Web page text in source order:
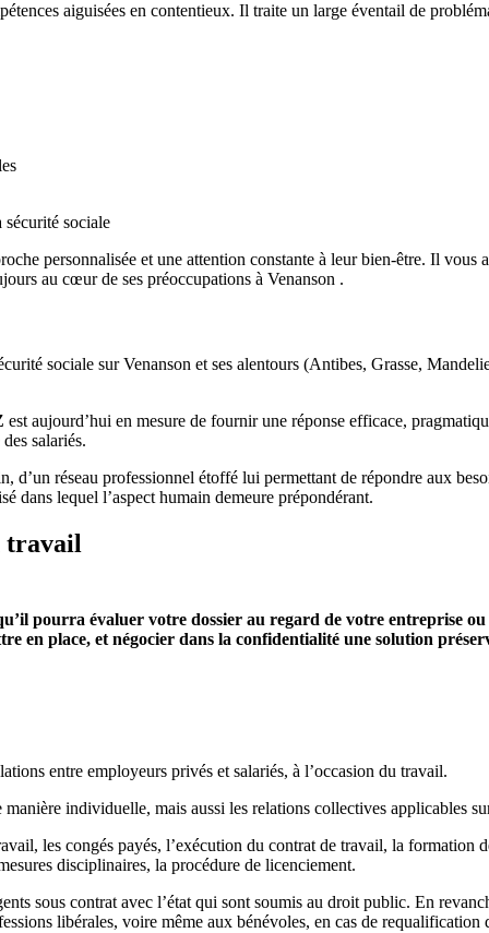
aiguisées en contentieux. Il traite un large éventail de
sociale
personnalisée et une attention constante à leur bien-être. Il vous
au cœur de ses préoccupations à Venanson .
sociale sur Venanson et ses alentours (Antibes, Grasse,
est aujourd’hui en mesure de fournir une réponse efficace,
salariés.
d’un réseau professionnel étoffé lui permettant de répondre aux
dans lequel l’aspect humain demeure prépondérant.
travail
pourra évaluer votre dossier au regard de votre entreprise
en place, et négocier dans la confidentialité une solution
entre employeurs privés et salariés, à l’occasion du travail.
individuelle, mais aussi les relations collectives applicables
les congés payés, l’exécution du contrat de travail, la formation
disciplinaires, la procédure de licenciement.
sous contrat avec l’état qui sont soumis au droit public. En
libérales, voire même aux bénévoles, en cas de